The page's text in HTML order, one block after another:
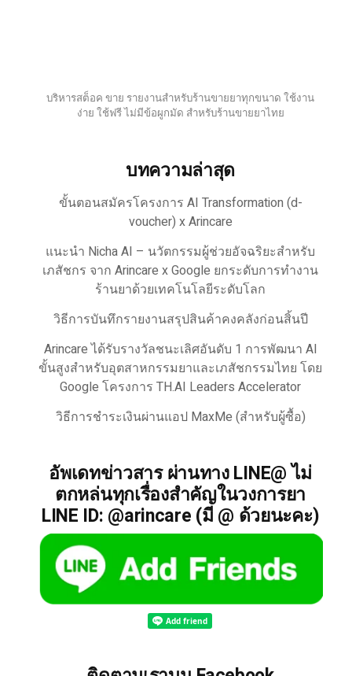
บริหารสต็อค ขาย รายงานสำหรับร้านขายยาทุกขนาด ใช้งาน
ง่าย ใช้ฟรี ไม่มีข้อผูกมัด สำหรับร้านขายยาไทย
บทความล่าสุด
ขั้นตอนสมัครโครงการ AI Transformation (d-
voucher) x Arincare
แนะนำ Nicha AI – นวัตกรรมผู้ช่วยอัจฉริยะสำหรับ
เภสัชกร จาก Arincare x Google ยกระดับการทำงาน
ร้านยาด้วยเทคโนโลยีระดับโลก
วิธีการบันทึกรายงานสรุปสินค้าคงคลังก่อนสิ้นปี
Arincare ได้รับรางวัลชนะเลิศอันดับ 1 การพัฒนา AI
ขั้นสูงสำหรับอุตสาหกรรมยาและเภสัชกรรมไทย โดย
Google โครงการ TH.AI Leaders Accelerator
วิธีการชำระเงินผ่านแอป MaxMe (สำหรับผู้ซื้อ)
อัพเดทข่าวสาร ผ่านทาง LINE@ ไม่
ตกหล่นทุกเรื่องสำคัญในวงการยา
LINE ID: @arincare (มี @ ด้วยนะคะ)